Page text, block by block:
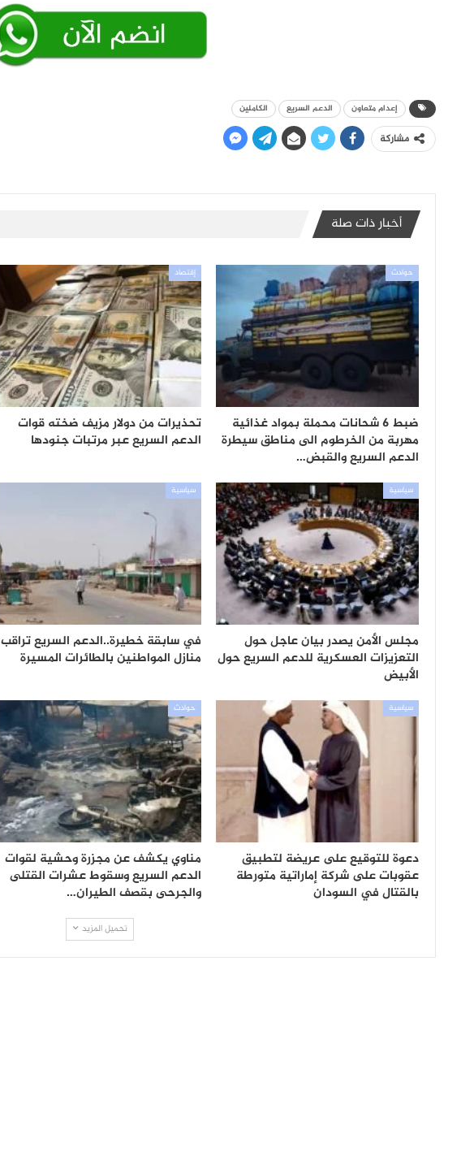
إعدام متعاون الدعم السريع الكاملين
مشاركة
أخبار ذات صلة
حوادث
ضبط 6 شحانات محملة بمواد غذائية
مهربة من الخرطوم الى مناطق سيطرة
الدعم السريع والقبض…
إقتصاد
تحذيرات من دولار مزيف ضخته قوات
الدعم السريع عبر مرتبات جنودها
سياسية
مجلس الأمن يصدر بيان عاجل حول
التعزيزات العسكرية للدعم السريع حول
الأبيض
سياسية
في سابقة خطيرة..الدعم السريع تراقب
منازل المواطنين بالطائرات المسيرة
سياسية
دعوة للتوقيع على عريضة لتطبيق
عقوبات على شركة إماراتية متورطة
بالقتال في السودان
حوادث
مناوي يكشف عن مجزرة وحشية لقوات
الدعم السريع وسقوط عشرات القتلى
والجرحى بقصف الطيران…
تحميل المزيد